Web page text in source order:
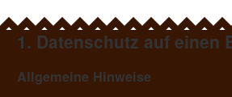
1. Datenschutz auf einen
Allgemeine Hinweise